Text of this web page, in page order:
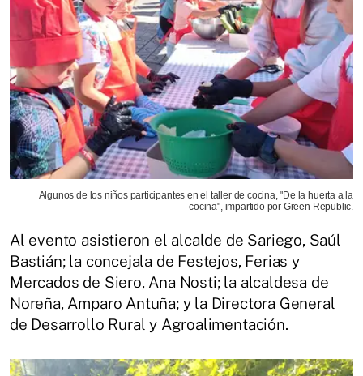
Algunos de los niños participantes en el taller de cocina, "De la huerta a la
cocina", impartido por Green Republic.
Al evento asistieron el alcalde de Sariego, Saúl
Bastián; la concejala de Festejos, Ferias y
Mercados de Siero, Ana Nosti; la alcaldesa de
Noreña, Amparo Antuña; y la Directora General
de Desarrollo Rural y Agroalimentación.